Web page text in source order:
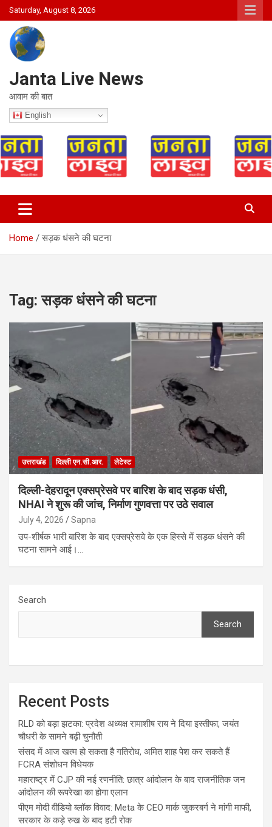
Skip
to
content
Saturday, August 8, 2026
Janta Live News
आवाम की बात
English
Home सड़क धंसने की घटना
Tag:सड़क धंसने की घटना
उत्तराखंड दिल्ली एन.सी.आर. लेटेस्ट
दिल्ली-देहरादून एक्सप्रेसवे पर बारिश के बाद सड़क धंसी,
NHAI ने शुरू की जांच, निर्माण गुणवत्ता पर उठे सवाल
July 4, 2026 Sapna
उप-शीर्षक भारी बारिश के बाद एक्सप्रेसवे के एक हिस्से में सड़क धंसने की
घटना सामने आई।…
Search
Search
Recent Posts
RLD को बड़ा झटका: प्रदेश अध्यक्ष रामाशीष राय ने दिया इस्तीफा, जयंत
चौधरी के सामने बढ़ी चुनौती
संसद में आज खत्म हो सकता है गतिरोध, अमित शाह पेश कर सकते हैं
FCRA संशोधन विधेयक
महाराष्ट्र में CJP की नई रणनीति: छात्र आंदोलन के बाद राजनीतिक जन
आंदोलन की रूपरेखा का होगा एलान
पीएम मोदी वीडियो ब्लॉक विवाद: Meta के CEO मार्क जुकरबर्ग ने मांगी माफी,
सरकार के कड़े रुख के बाद हटी रोक